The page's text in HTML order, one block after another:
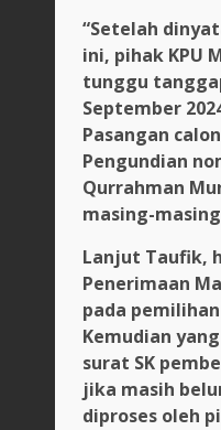
“Setelah
ini, pihak KPU
tunggu
September
Pasangan
Pengundian
Qurrahman
masing-
Lanjut Taufik,
Penerimaan
pada
Kemudian
surat SK
jika masih
diproses oleh